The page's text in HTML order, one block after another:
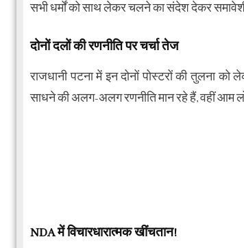
सभी धर्मों को साथ लेकर चलने का संदेश देकर समावेशी
दोनों दलों की रणनीति पर चर्चा तेज
राजधानी पटना में इन दोनों पोस्टरों की तुलना को
साधने की अलग-अलग रणनीति मान रहे हैं, वहीं आम
NDA में विचारधारात्मक खींचतान!